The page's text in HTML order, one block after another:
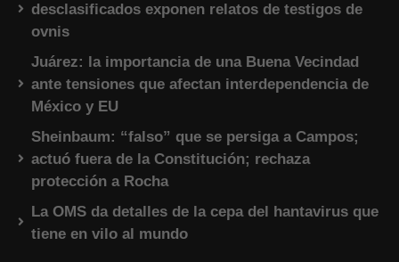
desclasificados exponen relatos de testigos de
ovnis
Juárez: la importancia de una Buena Vecindad
ante tensiones que afectan interdependencia de
México y EU
Sheinbaum: “falso” que se persiga a Campos;
actuó fuera de la Constitución; rechaza
protección a Rocha
La OMS da detalles de la cepa del hantavirus que
tiene en vilo al mundo